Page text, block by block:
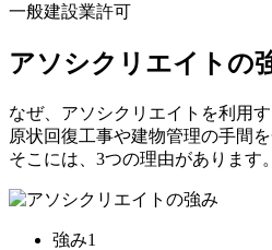
一般建設業許可
アソシクリエイトの
なぜ、アソシクリエイトを利用す
原状回復工事や建物管理の手間
そこには、3つの理由があります。
強み1